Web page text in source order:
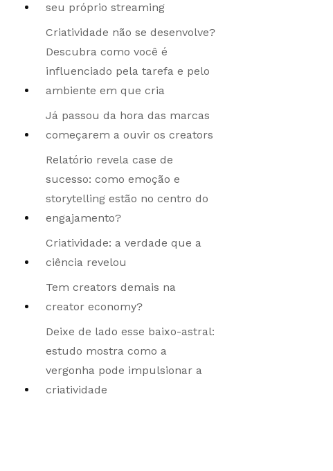
seu próprio streaming
Criatividade não se desenvolve?
Descubra como você é
influenciado pela tarefa e pelo
ambiente em que cria
Já passou da hora das marcas
começarem a ouvir os creators
Relatório revela case de
sucesso: como emoção e
storytelling estão no centro do
engajamento?
Criatividade: a verdade que a
ciência revelou
Tem creators demais na
creator economy?
Deixe de lado esse baixo-astral:
estudo mostra como a
vergonha pode impulsionar a
criatividade